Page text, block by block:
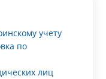
учету
по
лиц